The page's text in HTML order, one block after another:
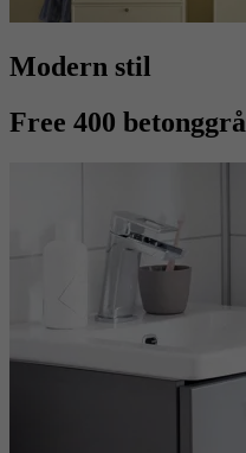
Modern stil
Free 400 betonggrå